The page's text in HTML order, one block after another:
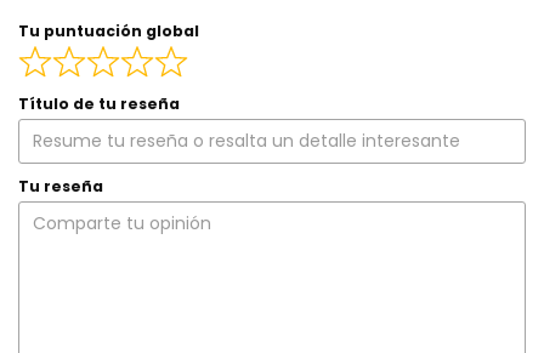
Tu puntuación global
Título de tu reseña
Tu reseña